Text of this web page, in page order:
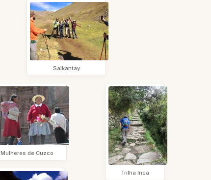
Salkantay
Mulheres de Cuzco
Trilha Inca